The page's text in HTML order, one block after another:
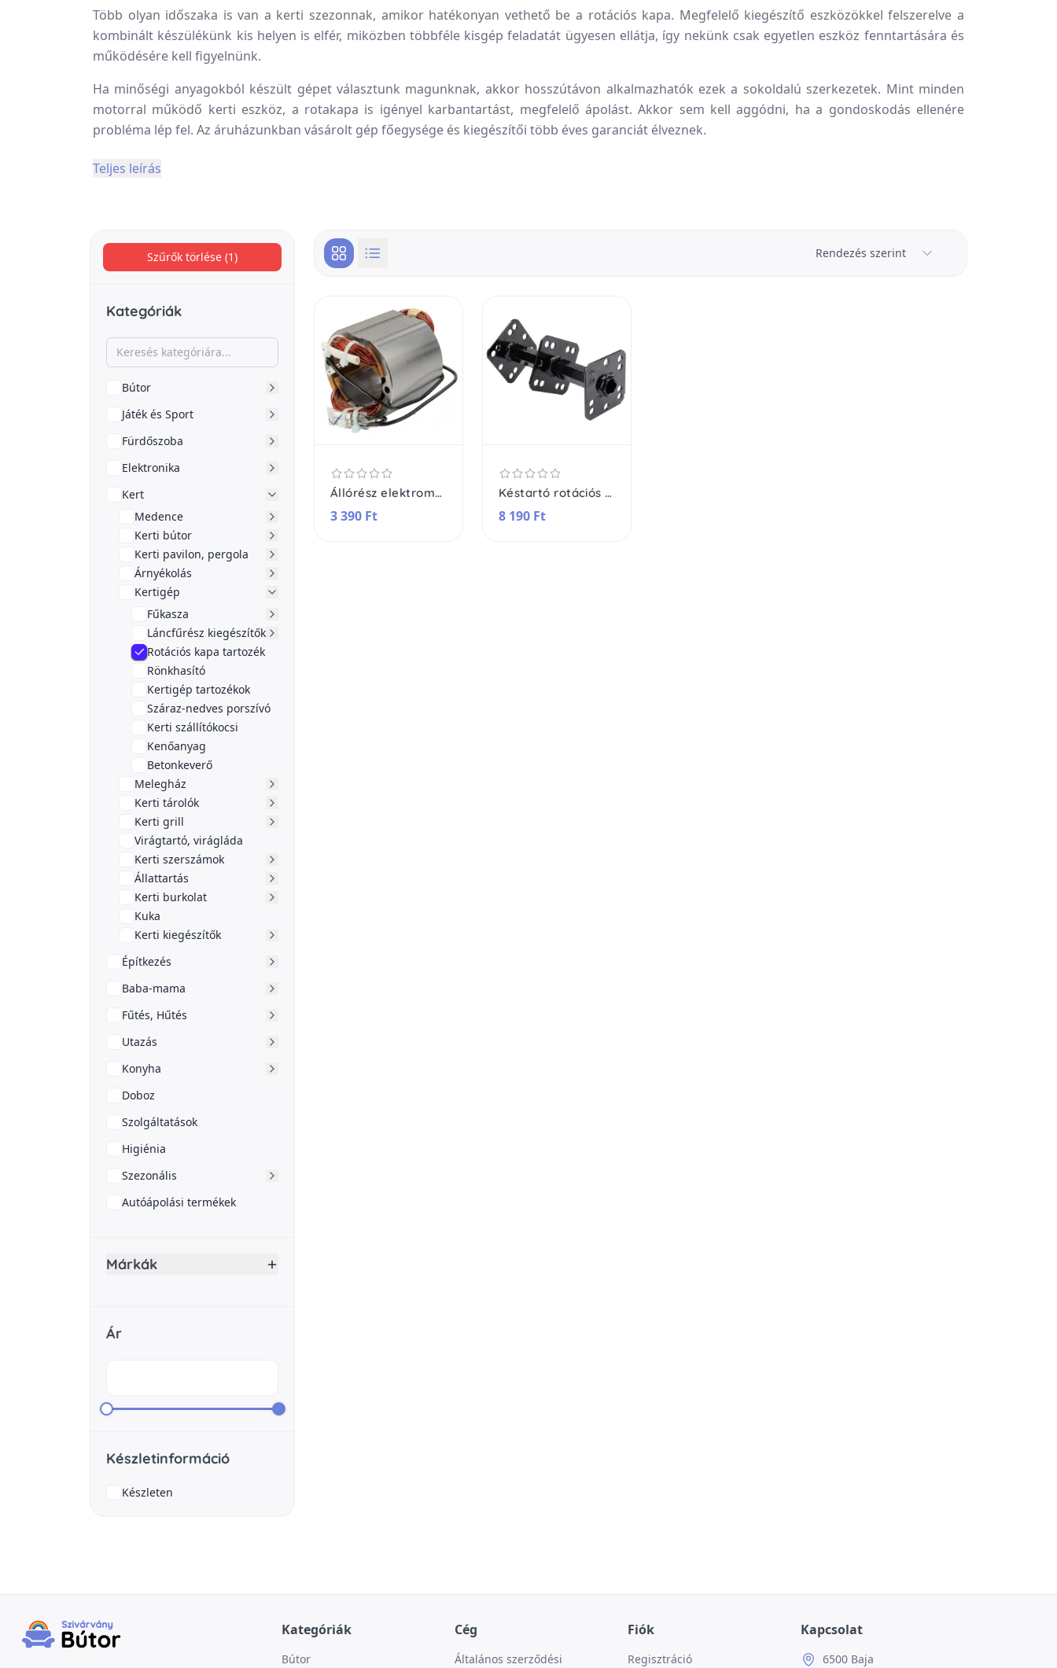
Több olyan időszaka is van a kerti szezonnak, amikor hatékonyan vethető be a rotációs kapa. Megfelelő kiegészítő eszközökkel felszerelve a
kombinált készülékünk kis helyen is elfér, miközben többféle kisgép feladatát ügyesen ellátja, így nekünk csak egyetlen eszköz fenntartására és
működésére kell figyelnünk.
Ha minőségi anyagokból készült gépet választunk magunknak, akkor hosszútávon alkalmazhatók ezek a sokoldalú szerkezetek. Mint minden
motorral működő kerti eszköz, a rotakapa is igényel karbantartást, megfelelő ápolást. Akkor sem kell aggódni, ha a gondoskodás ellenére
probléma lép fel. Az áruházunkban vásárolt gép főegysége és kiegészítői több éves garanciát élveznek.
Teljes leírás
Szűrők törlése (1)
Kategóriák
Bútor
Játék és Sport
Fürdőszoba
Elektronika
Kert
Medence
Kerti bútor
Kerti pavilon, pergola
Árnyékolás
Kertigép
Fűkasza
Láncfűrész kiegészítők
Rotációs kapa tartozék
Rönkhasító
Kertigép tartozékok
Száraz-nedves porszívó
Kerti szállítókocsi
Kenőanyag
Betonkeverő
Melegház
Kerti tárolók
Kerti grill
Virágtartó, virágláda
Kerti szerszámok
Állattartás
Kerti burkolat
Kuka
Kerti kiegészítők
Építkezés
Baba-mama
Fűtés, Hűtés
Utazás
Konyha
Doboz
Szolgáltatások
Higiénia
Szezonális
Autóápolási termékek
Márkák
Ár
Készletinformáció
Készleten
Rendezés szerint
Állórész elektromos rotációs kapához PM-GGE-2000M-SN
3 390 Ft
Késtartó rotációs kapához PM-GGS-700M-UN
8 190 Ft
Kategóriák
Bútor
Cég
Általános szerződési
Fiók
Regisztráció
Kapcsolat
6500 Baja